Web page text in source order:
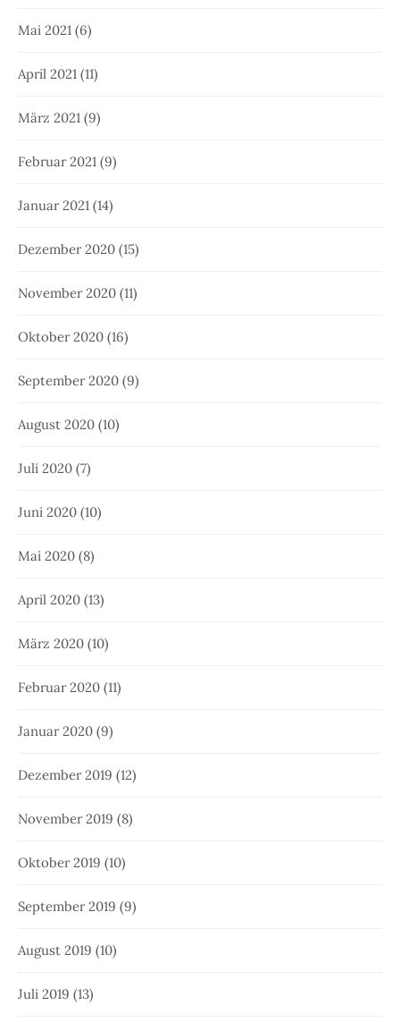
Mai 2021 (6)
April 2021 (11)
März 2021 (9)
Februar 2021 (9)
Januar 2021 (14)
Dezember 2020 (15)
November 2020 (11)
Oktober 2020 (16)
September 2020 (9)
August 2020 (10)
Juli 2020 (7)
Juni 2020 (10)
Mai 2020 (8)
April 2020 (13)
März 2020 (10)
Februar 2020 (11)
Januar 2020 (9)
Dezember 2019 (12)
November 2019 (8)
Oktober 2019 (10)
September 2019 (9)
August 2019 (10)
Juli 2019 (13)